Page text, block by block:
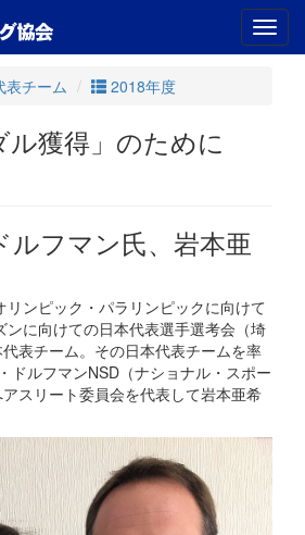
表チーム 2018年度
ル獲得」のために
ルフマン氏、岩本亜
リンピック・パラリンピックに向けて
に向けての日本代表選手選考会（埼
表チーム。その日本代表チームを率
ドルフマンNSD（ナショナル・スポー
スリート委員会を代表して岩本亜希